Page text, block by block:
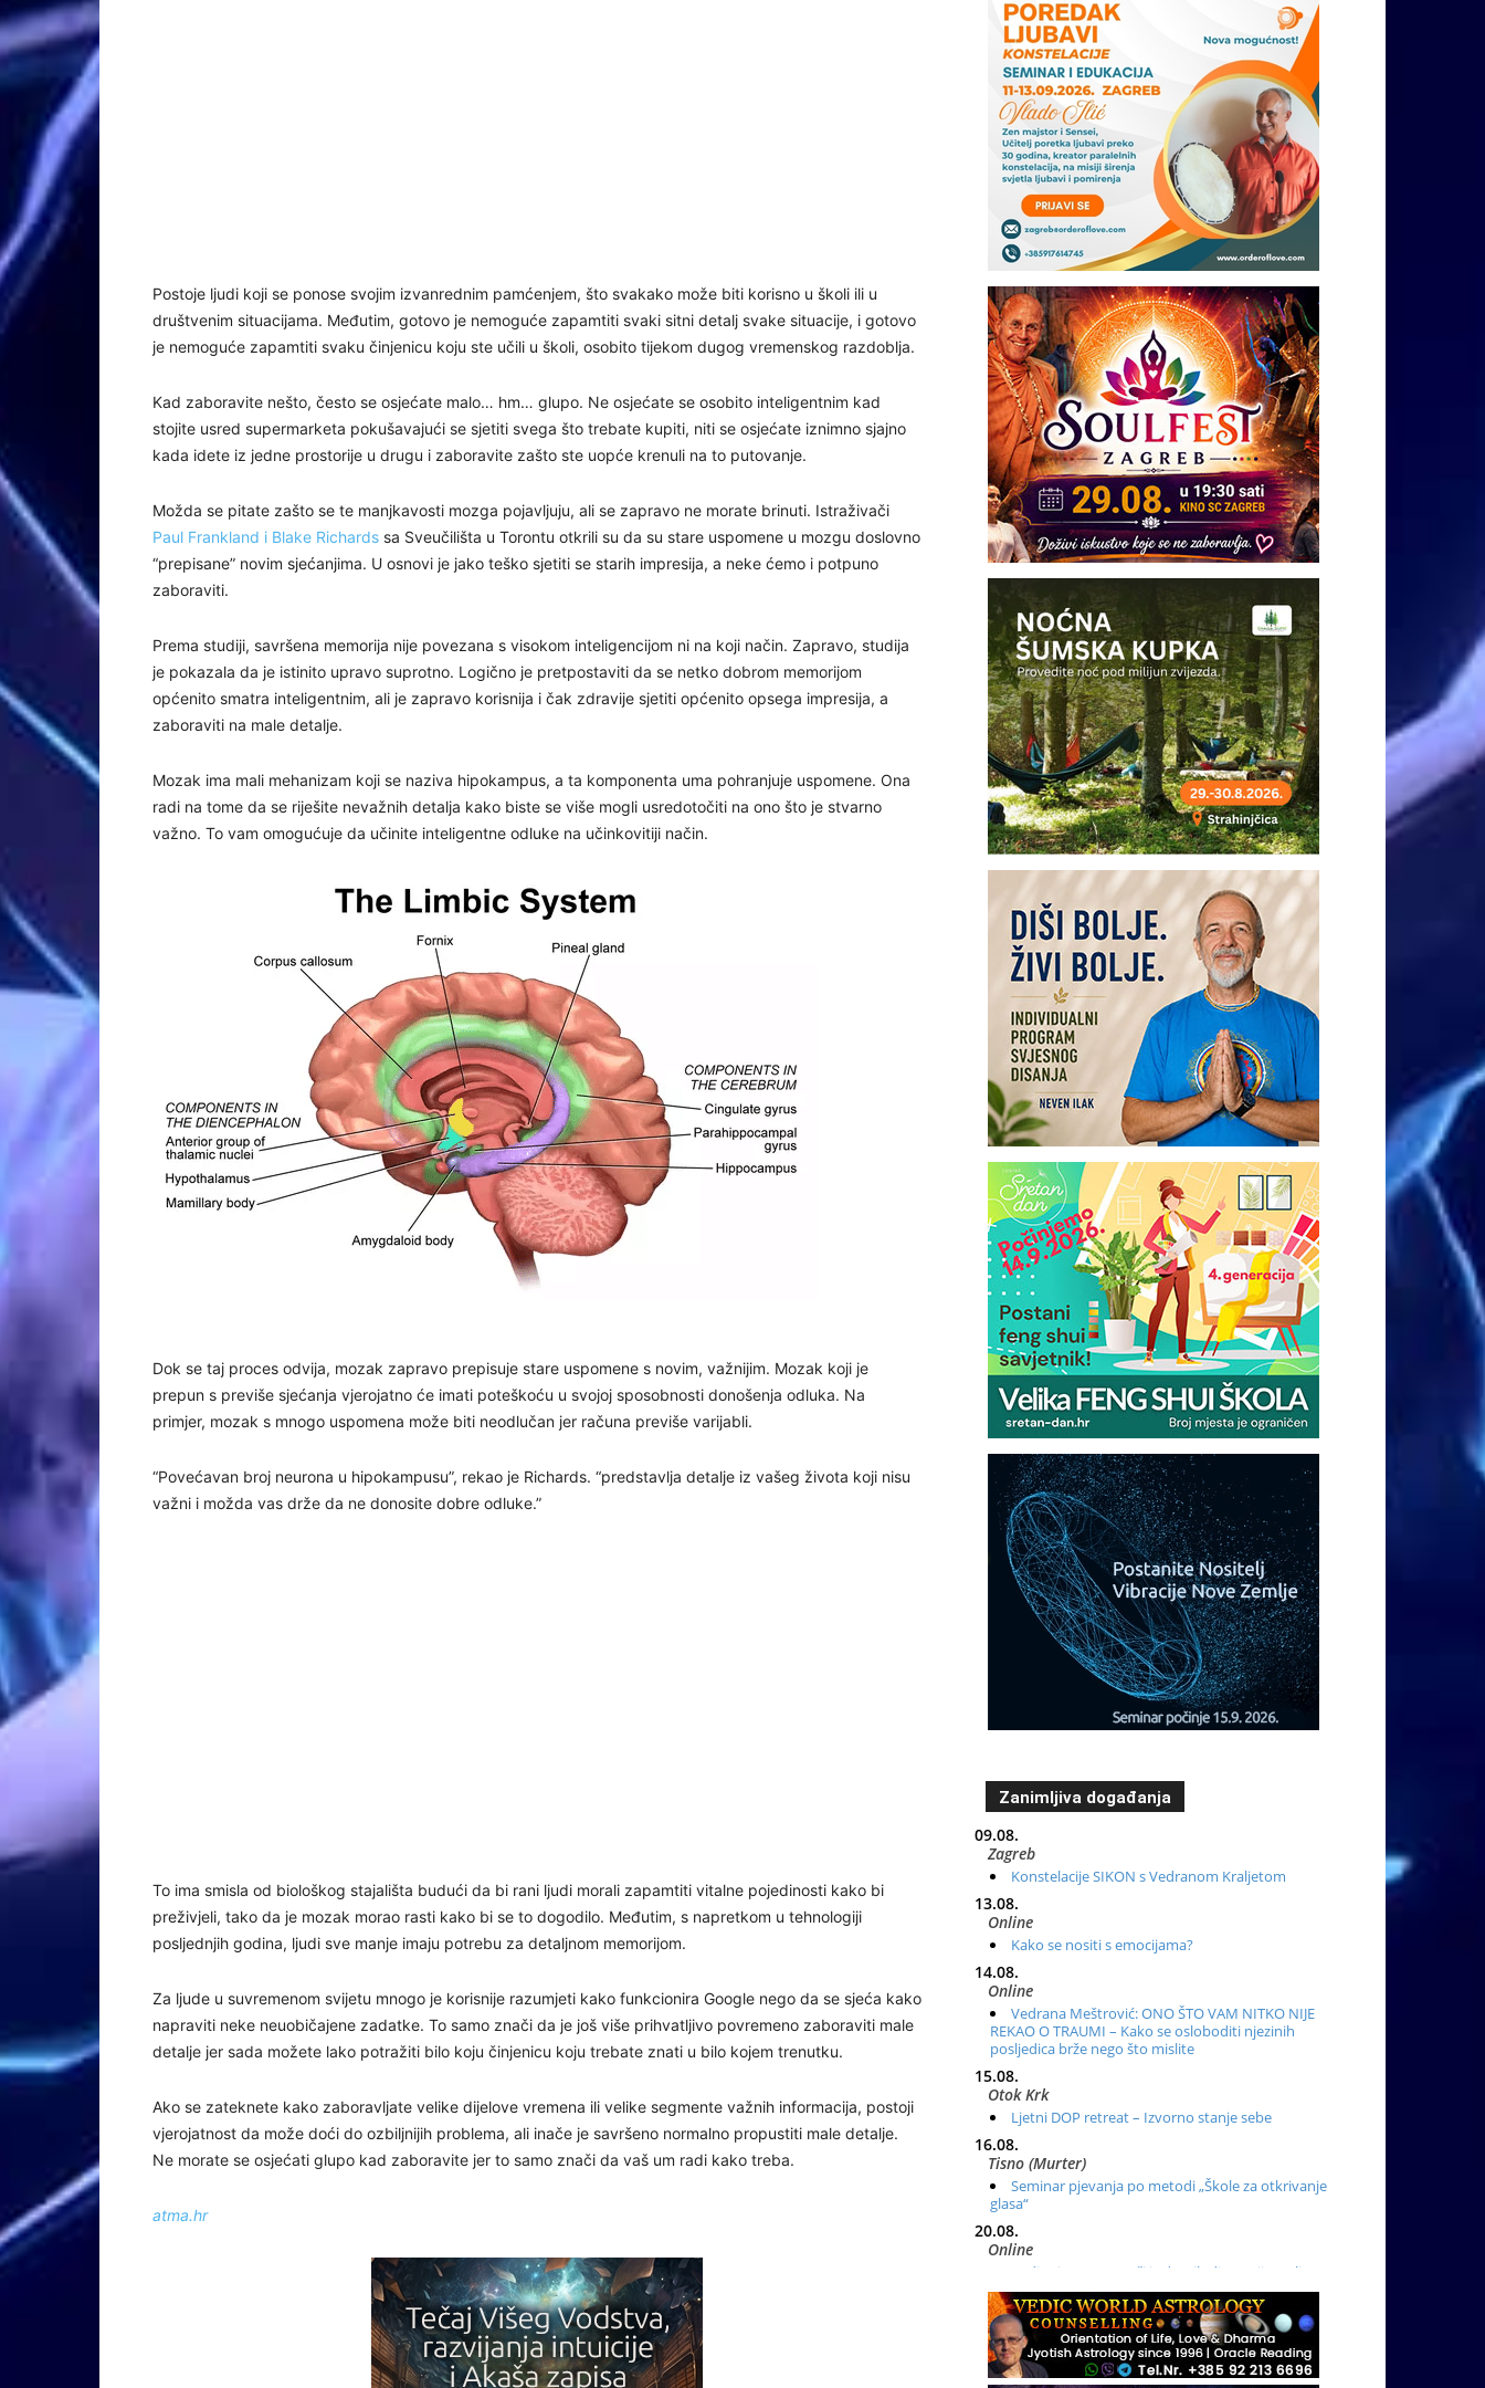
Postoje ljudi koji se ponose svojim izvanrednim pamćenjem, što svakako može biti korisno u školi ili u
društvenim situacijama. Međutim, gotovo je nemoguće zapamtiti svaki sitni detalj svake situacije, i gotovo
je nemoguće zapamtiti svaku činjenicu koju ste učili u školi, osobito tijekom dugog vremenskog razdoblja.
Kad zaboravite nešto, često se osjećate malo… hm… glupo. Ne osjećate se osobito inteligentnim kad
stojite usred supermarketa pokušavajući se sjetiti svega što trebate kupiti, niti se osjećate iznimno sjajno
kada idete iz jedne prostorije u drugu i zaboravite zašto ste uopće krenuli na to putovanje.
Možda se pitate zašto se te manjkavosti mozga pojavljuju, ali se zapravo ne morate brinuti. Istraživači
Paul Frankland i Blake Richards sa Sveučilišta u Torontu otkrili su da su stare uspomene u mozgu doslovno
“prepisane” novim sjećanjima. U osnovi je jako teško sjetiti se starih impresija, a neke ćemo i potpuno
zaboraviti.
Prema studiji, savršena memorija nije povezana s visokom inteligencijom ni na koji način. Zapravo, studija
je pokazala da je istinito upravo suprotno. Logično je pretpostaviti da se netko dobrom memorijom
općenito smatra inteligentnim, ali je zapravo korisnija i čak zdravije sjetiti općenito opsega impresija, a
zaboraviti na male detalje.
Mozak ima mali mehanizam koji se naziva hipokampus, a ta komponenta uma pohranjuje uspomene. Ona
radi na tome da se riješite nevažnih detalja kako biste se više mogli usredotočiti na ono što je stvarno
važno. To vam omogućuje da učinite inteligentne odluke na učinkovitiji način.
Dok se taj proces odvija, mozak zapravo prepisuje stare uspomene s novim, važnijim. Mozak koji je
prepun s previše sjećanja vjerojatno će imati poteškoću u svojoj sposobnosti donošenja odluka. Na
primjer, mozak s mnogo uspomena može biti neodlučan jer računa previše varijabli.
“Povećavan broj neurona u hipokampusu”, rekao je Richards. “predstavlja detalje iz vašeg života koji nisu
važni i možda vas drže da ne donosite dobre odluke.”
To ima smisla od biološkog stajališta budući da bi rani ljudi morali zapamtiti vitalne pojedinosti kako bi
preživjeli, tako da je mozak morao rasti kako bi se to dogodilo. Međutim, s napretkom u tehnologiji
posljednjih godina, ljudi sve manje imaju potrebu za detaljnom memorijom.
Za ljude u suvremenom svijetu mnogo je korisnije razumjeti kako funkcionira Google nego da se sjeća kako
napraviti neke neuobičajene zadatke. To samo znači da je još više prihvatljivo povremeno zaboraviti male
detalje jer sada možete lako potražiti bilo koju činjenicu koju trebate znati u bilo kojem trenutku.
Ako se zateknete kako zaboravljate velike dijelove vremena ili velike segmente važnih informacija, postoji
vjerojatnost da može doći do ozbiljnijih problema, ali inače je savršeno normalno propustiti male detalje.
Ne morate se osjećati glupo kad zaboravite jer to samo znači da vaš um radi kako treba.
atma.hr
Zanimljiva događanja
09.08.
Zagreb
Konstelacije SIKON s Vedranom Kraljetom
13.08.
Online
Kako se nositi s emocijama?
14.08.
Online
Vedrana Meštrović: ONO ŠTO VAM NITKO NIJE
REKAO O TRAUMI – Kako se osloboditi njezinih
posljedica brže nego što mislite
15.08.
Otok Krk
Ljetni DOP retreat – Izvorno stanje sebe
16.08.
Tisno (Murter)
Seminar pjevanja po metodi „Škole za otkrivanje
glasa“
20.08.
Online
Radionica: Pomagači iz drugih dimenzija Online –
otvoreno za sve
21.08.
Zagreb+Online
Osnovni ThetaHealing® tečaj, Zagreb i Online